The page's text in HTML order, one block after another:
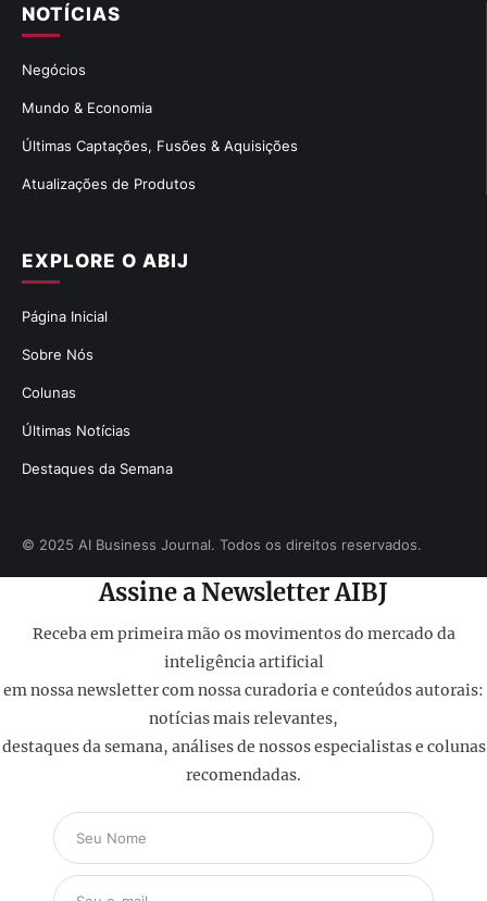
EXPLORE O ABIJ
Página Inicial
Sobre Nós
Colunas
Últimas Notícias
Destaques da Semana
NOTÍCIAS
Negócios
Mundo & Economia
Últimas Captações, Fusões & Aquisições
Atualizações de Produtos
© 2025 AI Business Journal. Todos os direitos reservados.
Assine a Newsletter AIBJ
Receba em primeira mão os movimentos do mercado da
inteligência artificial
em nossa newsletter com nossa curadoria e conteúdos autorais:
notícias mais relevantes,
destaques da semana, análises de nossos especialistas e colunas
recomendadas.